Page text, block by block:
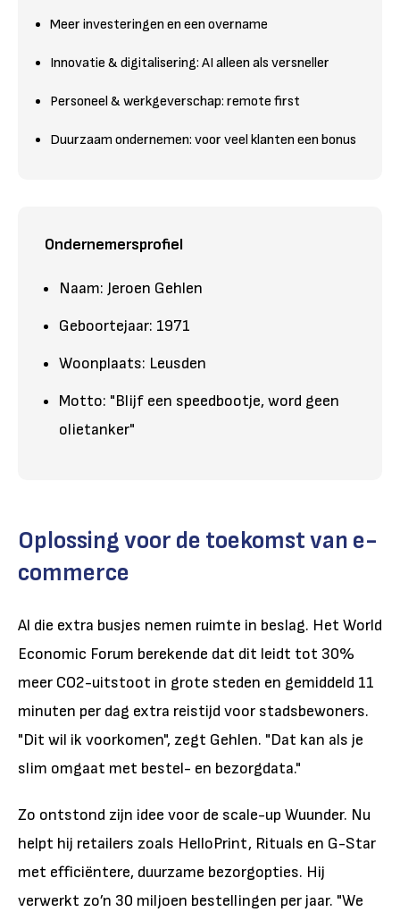
Meer investeringen en een overname
Innovatie & digitalisering: AI alleen als versneller
Personeel & werkgeverschap: remote first
Duurzaam ondernemen: voor veel klanten een bonus
Ondernemersprofiel
Naam: Jeroen Gehlen
Geboortejaar: 1971
Woonplaats: Leusden
Motto: "Blijf een speedbootje, word geen
olietanker"
Oplossing voor de toekomst van e-
commerce
Al die extra busjes nemen ruimte in beslag. Het World
Economic Forum berekende dat dit leidt tot 30%
meer CO2-uitstoot in grote steden en gemiddeld 11
minuten per dag extra reistijd voor stadsbewoners.
"Dit wil ik voorkomen", zegt Gehlen. "Dat kan als je
slim omgaat met bestel- en bezorgdata."
Zo ontstond zijn idee voor de scale-up Wuunder. Nu
helpt hij retailers zoals HelloPrint, Rituals en G-Star
met efficiëntere, duurzame bezorgopties. Hij
verwerkt zo’n 30 miljoen bestellingen per jaar. "We